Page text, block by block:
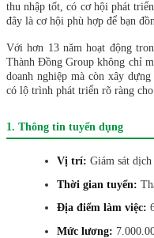
thu nhập tốt, có cơ hội phát
đây là cơ hội phù hợp để bạn
Với hơn 13 năm hoạt động
Thành Đồng Group không chỉ
doanh nghiệp mà còn xây
có lộ trình phát triển rõ ràng
1. Thông tin tuyển dụng
Vị trí: Giám sát
Thời gian tuyển:
Địa điểm làm việc:
Mức lương: